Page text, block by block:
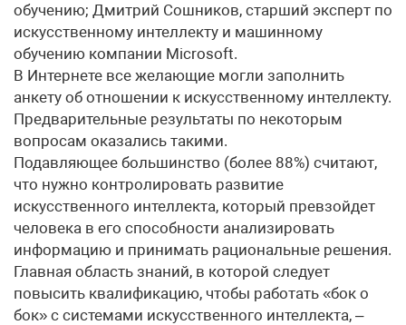
обучению; Дмитрий Сошников, старший эксперт по
искусственному интеллекту и машинному
обучению компании Microsoft.
В Интернете все желающие могли заполнить
анкету об отношении к искусственному интеллекту.
Предварительные результаты по некоторым
вопросам оказались такими.
Подавляющее большинство (более 88%) считают,
что нужно контролировать развитие
искусственного интеллекта, который превзойдет
человека в его способности анализировать
информацию и принимать рациональные решения.
Главная область знаний, в которой следует
повысить квалификацию, чтобы работать «бок о
бок» с системами искусственного интеллекта, –